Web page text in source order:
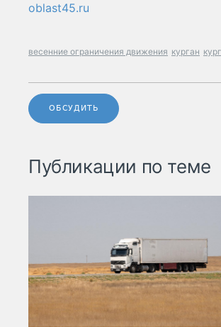
oblast45.ru
весенние ограничения движения курган
ОБСУДИТЬ
Публикации по теме